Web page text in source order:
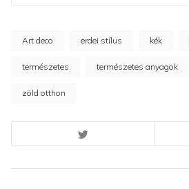
Art deco erdei stílus kék
természetes természetes anyagok
zöld otthon